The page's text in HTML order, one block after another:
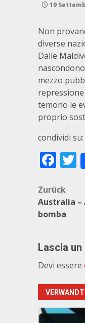
19
Non
diverse
Dalle
mezzo
temono le
proprio
condividi su:
Zurück
Australia –
bomba
Lascia
Devi essere